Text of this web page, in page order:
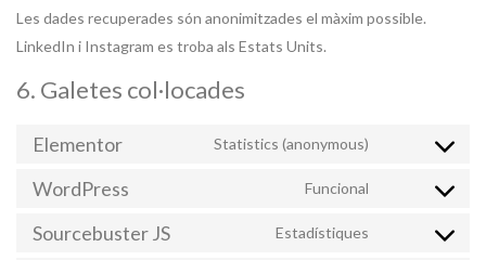
Les dades recuperades són anonimitzades el màxim possible.
LinkedIn i Instagram es troba als Estats Units.
6. Galetes col·locades
Elementor Statistics (anonymous)
Consent
elementor
WordPress Funcional
Consent
Sourcebuster JS Estadístiques
Consent